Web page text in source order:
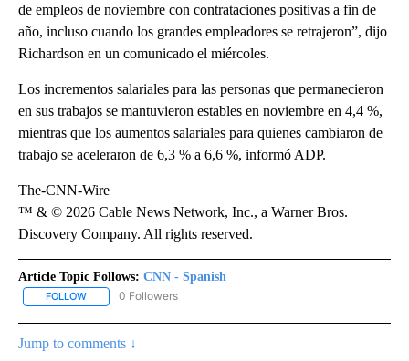
de empleos de noviembre con contrataciones positivas a fin de
año, incluso cuando los grandes empleadores se retrajeron”, dijo
Richardson en un comunicado el miércoles.
Los incrementos salariales para las personas que permanecieron
en sus trabajos se mantuvieron estables en noviembre en 4,4 %,
mientras que los aumentos salariales para quienes cambiaron de
trabajo se aceleraron de 6,3 % a 6,6 %, informó ADP.
The-CNN-Wire
™ & © 2026 Cable News Network, Inc., a Warner Bros.
Discovery Company. All rights reserved.
Article Topic Follows: CNN - Spanish
FOLLOW FOLLOW "CNN - SPANISH" TO RECEIVE NOTIFICATIONS ABOUT
0 Followers
Jump to comments ↓